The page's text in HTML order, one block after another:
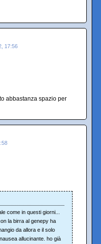
17:56
abbastanza spazio per
come in questi giorni...
la birra al genepy ha
da allora e il solo
allucinante. ho già